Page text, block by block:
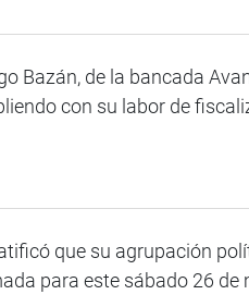
Bazán, de la bancada
con su labor de
que su agrupación
para este sábado 26 de